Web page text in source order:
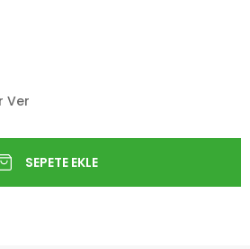
Ver